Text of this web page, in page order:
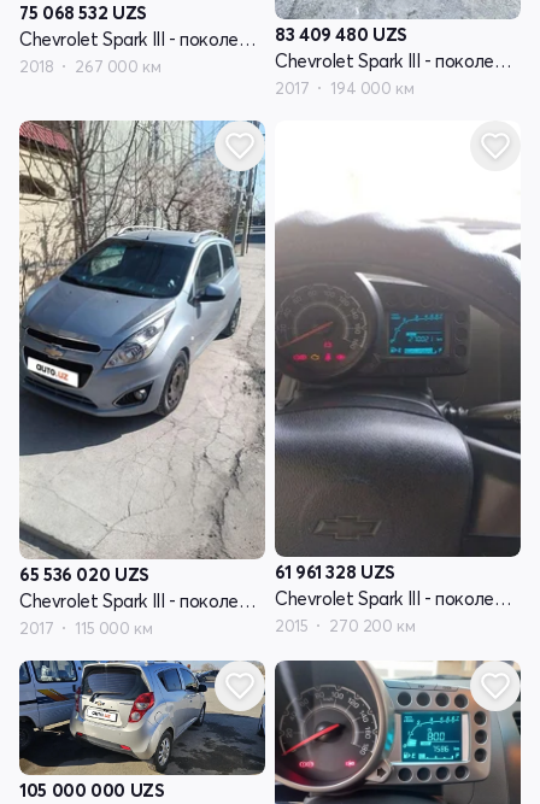
75 068 532 UZS
Chevrolet Spark III - поколение
2018 267 000 км
83 409 480 UZS
Chevrolet Spark III - поколение
2017 194 000 км
65 536 020 UZS
Chevrolet Spark III - поколение
2017 115 000 км
61 961 328 UZS
Chevrolet Spark III - поколение
2015 270 200 км
105 000 000 UZS